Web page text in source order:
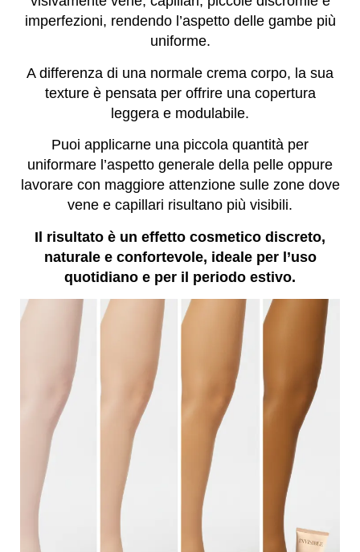
imperfezioni, rendendo l’aspetto delle gambe più
uniforme.
A differenza di una normale crema corpo, la sua
texture è pensata per offrire una copertura
leggera e modulabile.
Puoi applicarne una piccola quantità per
uniformare l’aspetto generale della pelle oppure
lavorare con maggiore attenzione sulle zone dove
vene e capillari risultano più visibili.
Il risultato è un effetto cosmetico discreto,
naturale e confortevole, ideale per l’uso
quotidiano e per il periodo estivo.